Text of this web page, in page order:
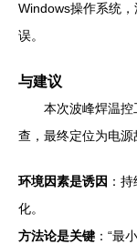
Windows操作系统
误。
与建议
本次波峰焊温控
查，最终定位为电源
环境因素是诱因 ：
化。
方法论是关键 ：“最